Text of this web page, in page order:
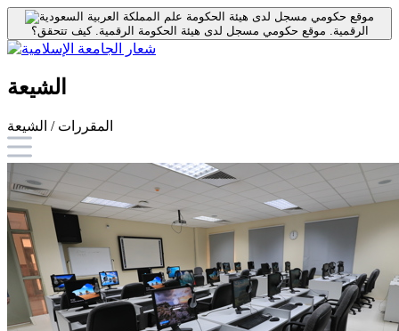
موقع حكومي مسجل لدى هيئة الحكومة
الرقمية. موقع حكومي مسجل لدى هيئة الحكومة الرقمية.كيف تتحقق؟
الشيعة
المقررات / الشيعة